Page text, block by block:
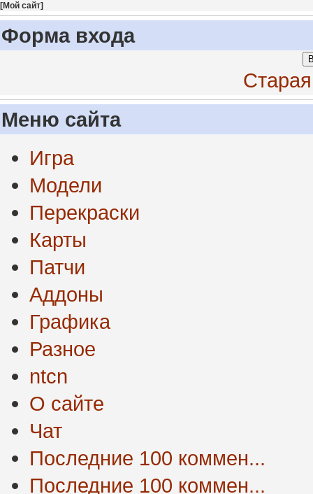
[Мой сайт]
Форма входа
Меню сайта
Игра
Модели
Перекраски
Карты
Патчи
Аддоны
Графика
Разное
ntcn
О сайте
Чат
Последние 100 коммен...
Последние 100 коммен...